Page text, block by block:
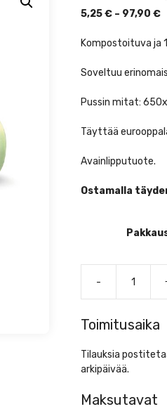
5,25€– 97,90 €
Kompostoituva ja
Soveltuu
Pussin mitat:
Täyttää
Avainlipputuote.
Ostamalla
-
Biojätepussi
75L
(10kpl/rll,
20rll/ltk)
määrä
Toimitusaika
Tilauksia
arkipäivää.
Maksutavat